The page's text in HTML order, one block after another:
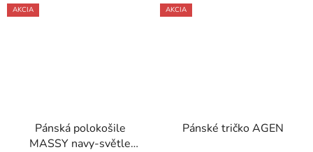
AKCIA
Pánská polokošile
MASSY navy-světle
AKCIA
Pánské tričko AGEN